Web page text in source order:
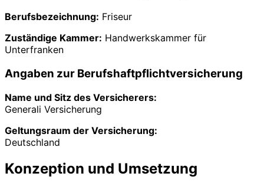
Berufsbezeichnung: Friseur
Zuständige Kammer: Handwerkskammer für
Unterfranken
Angaben zur Berufshaftpflichtversicherung
Name und Sitz des Versicherers:
Generali Versicherung
Geltungsraum der Versicherung:
Deutschland
Konzeption und Umsetzung